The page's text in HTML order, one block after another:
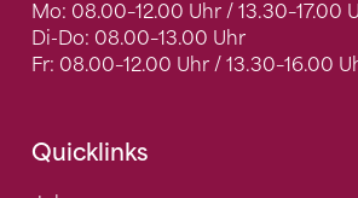
Mo: 08.00–12.00 Uhr / 13.30–17.00
Di-Do: 08.00–13.00 Uhr
Fr: 08.00–12.00 Uhr / 13.30–16.00
Quicklinks